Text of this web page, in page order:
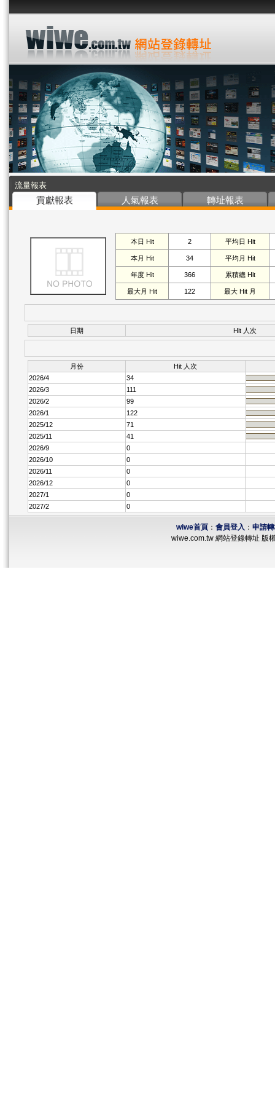
流量報表
貢獻報表 人氣報表 轉址報表
本日 Hit 2 平均日 Hit
本月 Hit 34 平均月 Hit
年度 Hit 366 累積總 Hit
最大月 Hit 122 最大 Hit 月
日期 Hit 人次
月份
Hit 人次
2026/4
34
2026/3
111
2026/2
99
2026/1
122
2025/12
71
2025/11
41
2026/9
0
2026/10
0
2026/11
0
2026/12
0
2027/1
0
2027/2
0
wiwe首頁： 會員登入 ： 申請
wiwe.com.tw 網站登錄轉址 版